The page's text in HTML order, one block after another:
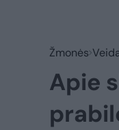
Žmonės
Apie